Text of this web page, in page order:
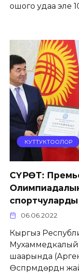
ошого удаа эле
КУТТУКТООЛОР
СҮРӨТ:
06.06.2022
Кыргыз
Мухаммедкалый
шаарында
Өспүрүмдөрдүн